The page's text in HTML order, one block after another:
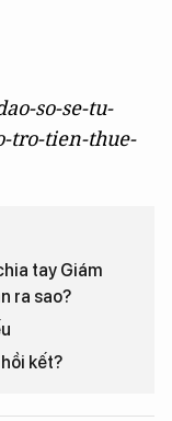
so-se-tu-
tro-tien-thue-
tay Giám
ra sao?
kết?